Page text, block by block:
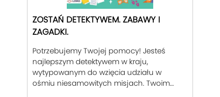
ZOSTAŃ DETEKTYWEM. ZABAWY I
ZAGADKI.
Potrzebujemy Twojej pomocy! Jesteś
najlepszym detektywem w kraju,
wytypowanym do wzięcia udziału w
ośmiu niesamowitych misjach. Twoim